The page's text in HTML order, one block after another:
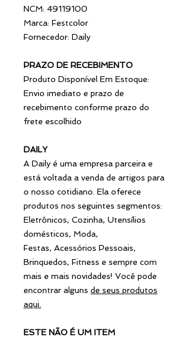
NCM: 49119100
Marca: Festcolor
Fornecedor: Daily
PRAZO DE RECEBIMENTO
Produto Disponível Em Estoque:
Envio imediato e prazo de
recebimento conforme prazo do
frete escolhido
DAILY
A Daily é uma empresa parceira e
está voltada a venda de artigos para
o nosso cotidiano. Ela oferece
produtos nos seguintes segmentos:
Eletrônicos, Cozinha, Utensílios
domésticos, Moda,
Festas, Acessórios Pessoais,
Brinquedos, Fitness e sempre com
mais e mais novidades! Você pode
encontrar alguns de seus produtos
aqui
ESTE NÃO É UM ITEM